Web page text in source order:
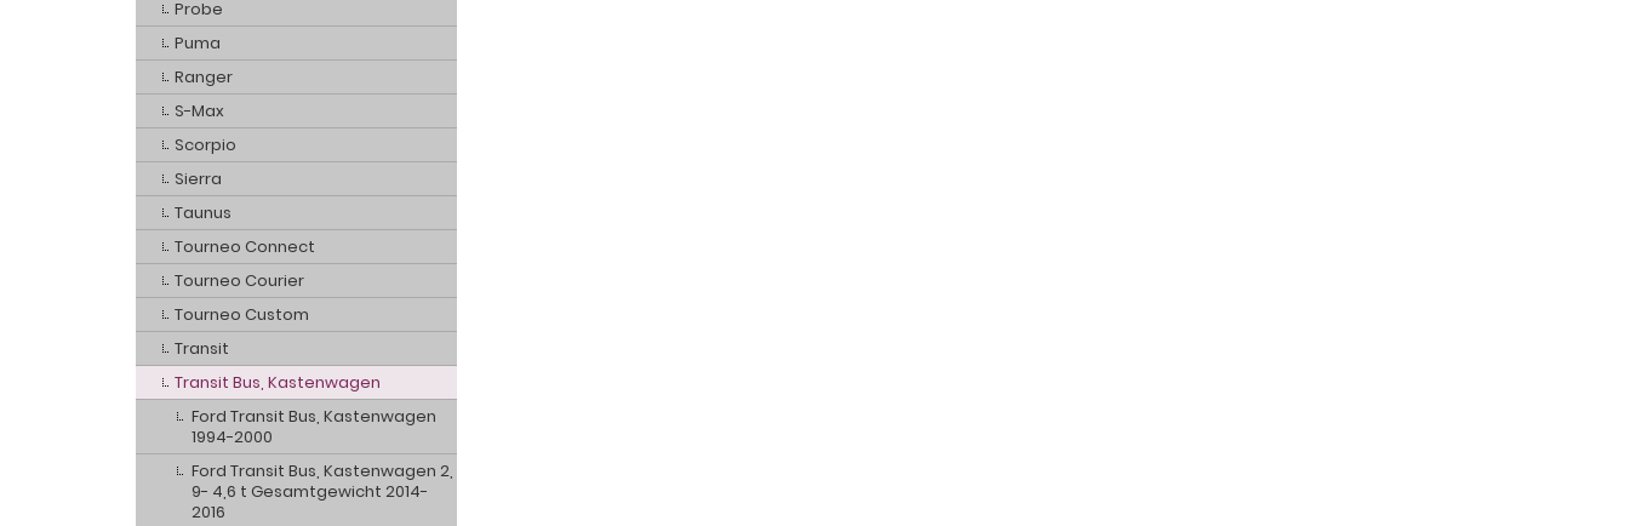
Probe
Puma
Ranger
S-Max
Scorpio
Sierra
Taunus
Tourneo Connect
Tourneo Courier
Tourneo Custom
Transit
Transit Bus, Kastenwagen
Ford Transit Bus, Kastenwagen
1994-2000
Ford Transit Bus, Kastenwagen 2,
9- 4,6 t Gesamtgewicht 2014-
2016